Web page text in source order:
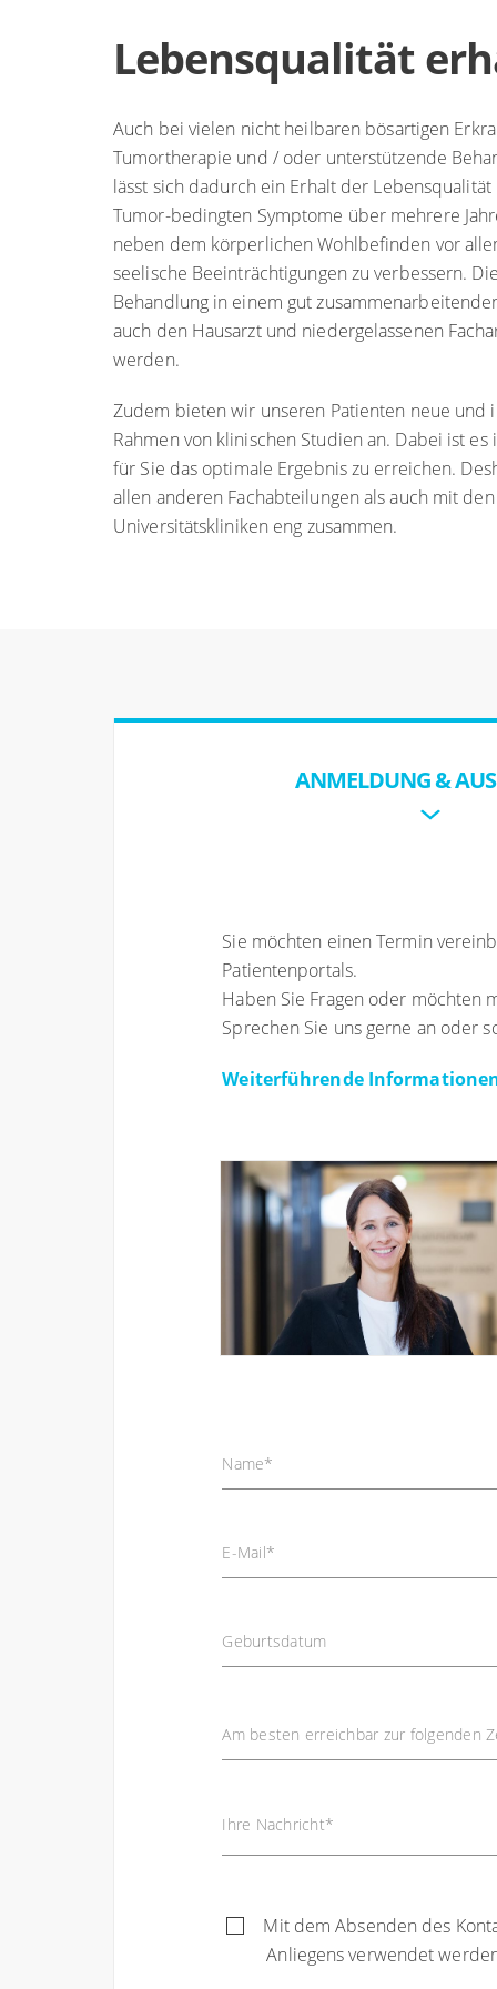
Blutplättchenstörungen
Blutungs- oder Thrombose-Neigung
Lebensqualität
Auch bei vielen nicht heilbaren bösartigen
Tumortherapie und / oder unterstützende
lässt sich dadurch ein Erhalt der
Tumor-bedingten Symptome über mehrere
neben dem körperlichen Wohlbefinden vor
seelische Beeinträchtigungen zu verbessern.
Behandlung in einem gut
auch den Hausarzt und niedergelassenen
werden.
Zudem bieten wir unseren Patienten neue und
Rahmen von klinischen Studien an. Dabei ist
für Sie das optimale Ergebnis zu erreichen.
allen anderen Fachabteilungen als auch mit
Universitätskliniken eng zusammen.
ANMELDUNG &
Sie möchten einen Termin
Patientenportals.
Haben Sie Fragen oder möchten
Sprechen Sie uns gerne an oder
Weiterführende
Name*
E-Mail*
Geburtsdatum
Am besten erreichbar zur folgenden
Ihre Nachricht*
Mit dem Absenden des
Anliegens verwendet